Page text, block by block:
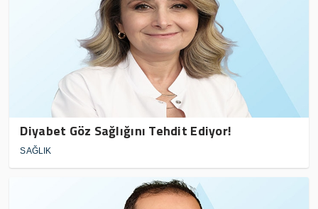
Diyabet Göz Sağlığını Tehdit Ediyor!
SAĞLIK